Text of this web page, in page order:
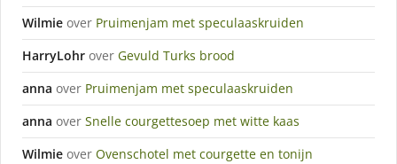
Wilmie over Pruimenjam met speculaaskruiden
HarryLohr over Gevuld Turks brood
anna over Pruimenjam met speculaaskruiden
anna over Snelle courgettesoep met witte kaas
Wilmie over Ovenschotel met courgette en tonijn